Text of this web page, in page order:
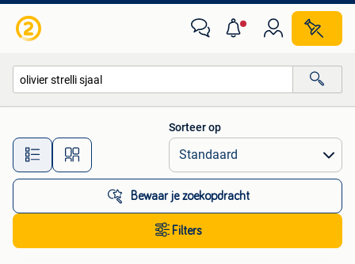
Alle afstanden…
Sorteer op
Bewaar je zoekopdracht
Filters